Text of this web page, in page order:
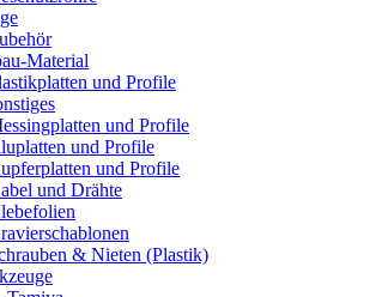
Material
und Profile
und Profile
und Profile
und Profile
und Drähte
& Nieten (Plastik)